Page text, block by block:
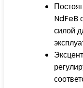
NdFeB
силой